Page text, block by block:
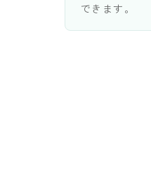
できます。